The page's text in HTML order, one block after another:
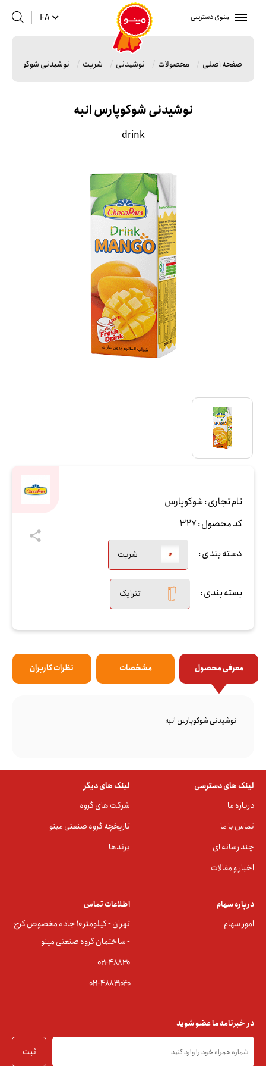
منوی دسترسی FA
صفحه اصلی محصولات نوشیدنی شربت نوشیدنی شوکوپارس
نوشیدنی شوکوپارس انبه
drink
نام تجاری :شوکوپارس
کد محصول :327
دسته بندی : شربت
بسته بندی : تتراپک
معرفی محصول مشخصات نظرات کاربران
نوشیدنی شوکوپارس انبه
لینک های دسترسی
درباره ما
تماس با ما
چند رسانه ای
اخبار و مقالات
لینک های دیگر
شرکت های گروه
تاریخچه گروه صنعتی مینو
برندها
درباره سهام
امور سهام
اطلاعات تماس
تهران - کیلومتر ۱۰ جاده مخصوص کرج
- ساختمان گروه صنعتی مینو
۰۲۱-۴۸۸۳0
۰۲۱-۴۸۸۳۱۰۴۰
در خبرنامه ما عضو شوید
ثبت